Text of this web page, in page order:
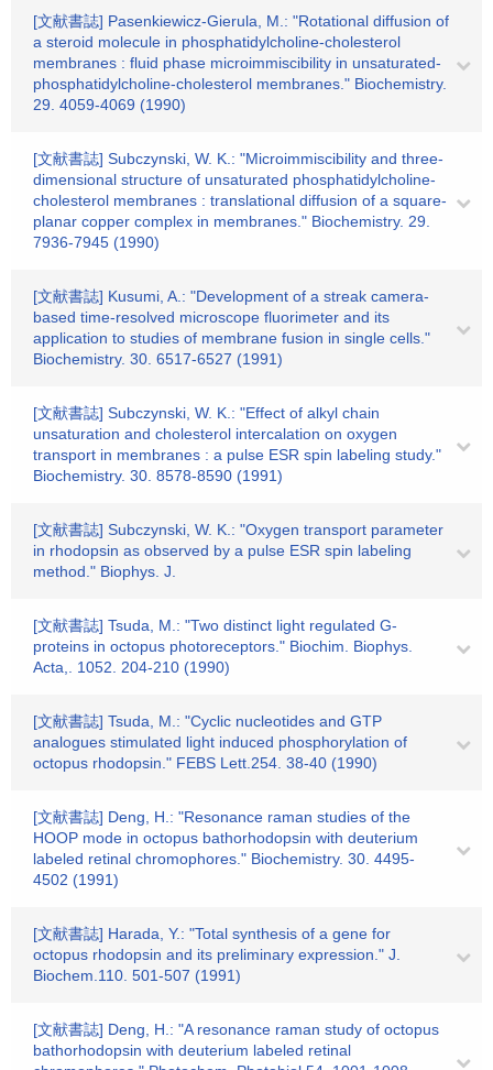
[文献書誌] Pasenkiewicz-Gierula, M.: "Rotational diffusion of
a steroid molecule in phosphatidylcholine-cholesterol
membranes : fluid phase microimmiscibility in unsaturated-
phosphatidylcholine-cholesterol membranes." Biochemistry.
29. 4059-4069 (1990)
[文献書誌] Subczynski, W. K.: "Microimmiscibility and three-
dimensional structure of unsaturated phosphatidylcholine-
cholesterol membranes : translational diffusion of a square-
planar copper complex in membranes." Biochemistry. 29.
7936-7945 (1990)
[文献書誌] Kusumi, A.: "Development of a streak camera-
based time-resolved microscope fluorimeter and its
application to studies of membrane fusion in single cells."
Biochemistry. 30. 6517-6527 (1991)
[文献書誌] Subczynski, W. K.: "Effect of alkyl chain
unsaturation and cholesterol intercalation on oxygen
transport in membranes : a pulse ESR spin labeling study."
Biochemistry. 30. 8578-8590 (1991)
[文献書誌] Subczynski, W. K.: "Oxygen transport parameter
in rhodopsin as observed by a pulse ESR spin labeling
method." Biophys. J.
[文献書誌] Tsuda, M.: "Two distinct light regulated G-
proteins in octopus photoreceptors." Biochim. Biophys.
Acta,. 1052. 204-210 (1990)
[文献書誌] Tsuda, M.: "Cyclic nucleotides and GTP
analogues stimulated light induced phosphorylation of
octopus rhodopsin." FEBS Lett.254. 38-40 (1990)
[文献書誌] Deng, H.: "Resonance raman studies of the
HOOP mode in octopus bathorhodopsin with deuterium
labeled retinal chromophores." Biochemistry. 30. 4495-
4502 (1991)
[文献書誌] Harada, Y.: "Total synthesis of a gene for
octopus rhodopsin and its preliminary expression." J.
Biochem.110. 501-507 (1991)
[文献書誌] Deng, H.: "A resonance raman study of octopus
bathorhodopsin with deuterium labeled retinal